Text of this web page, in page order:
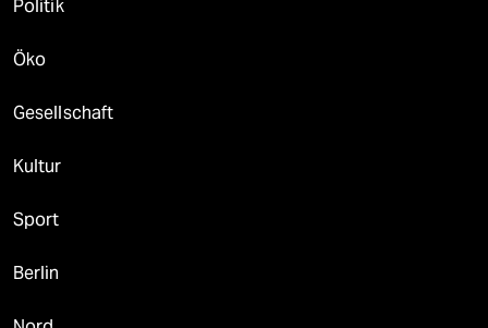
Politik
Öko
Gesellschaft
Kultur
Sport
Berlin